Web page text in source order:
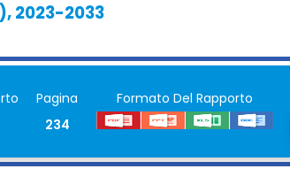
2023-2033
Pagina
234
Formato Del Rapporto